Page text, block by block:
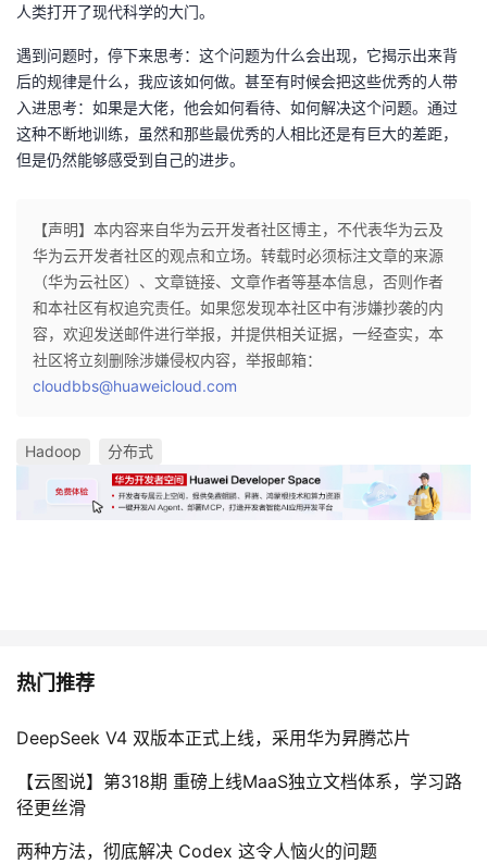
人类打开了现代科学的大门。
遇到问题时，停下来思考：这个问题为什么会出现，它揭示出来背
后的规律是什么，我应该如何做。甚至有时候会把这些优秀的人带
入进思考：如果是大佬，他会如何看待、如何解决这个问题。通过
这种不断地训练，虽然和那些最优秀的人相比还是有巨大的差距，
但是仍然能够感受到自己的进步。
【声明】本内容来自华为云开发者社区博主，不代表华为云及
华为云开发者社区的观点和立场。转载时必须标注文章的来源
（华为云社区）、文章链接、文章作者等基本信息，否则作者
和本社区有权追究责任。如果您发现本社区中有涉嫌抄袭的内
容，欢迎发送邮件进行举报，并提供相关证据，一经查实，本
社区将立刻删除涉嫌侵权内容，举报邮箱：
cloudbbs@huaweicloud.com
Hadoop 分布式
热门推荐
DeepSeek V4 双版本正式上线，采用华为昇腾芯片
【云图说】第318期 重磅上线MaaS独立文档体系，学习路
径更丝滑
两种方法，彻底解决 Codex 这令人恼火的问题